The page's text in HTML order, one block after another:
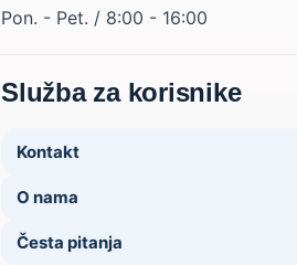
Pon. - Pet. / 8:00 - 16:00
Služba za korisnike
Kontakt
O nama
Česta pitanja